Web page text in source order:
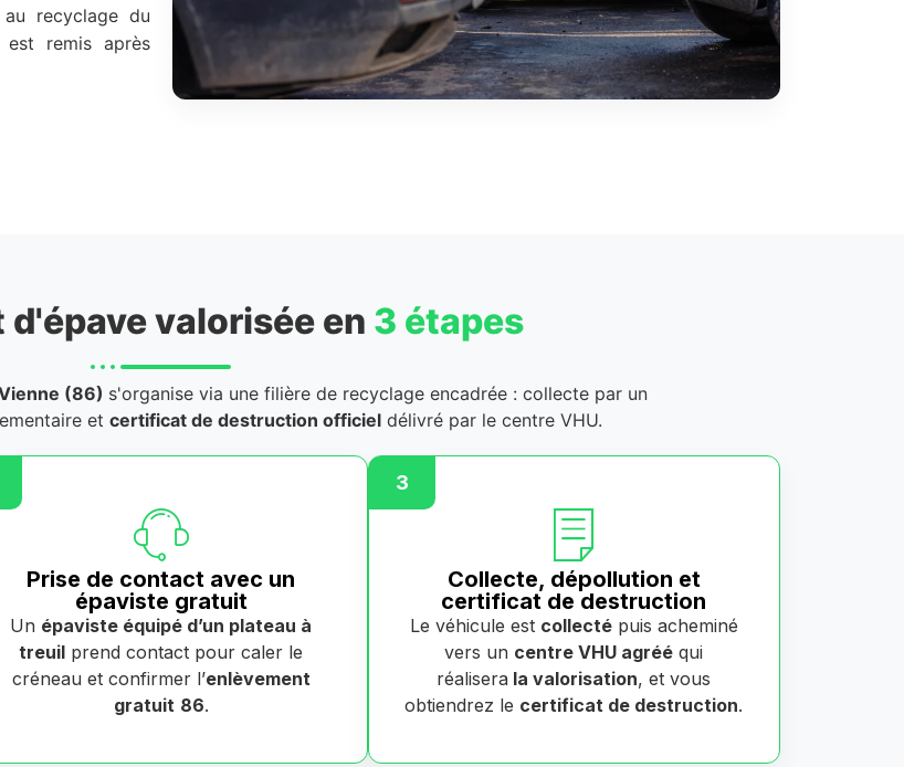
recyclage du
remis après
d'épave valorisée en 3 étapes
(86) s'organise via une filière de recyclage encadrée : collecte par un
et certificat de destruction officieldélivré par le centre VHU.
Prise de contact avec un
épaviste gratuit
Un épaviste équipé d’un plateau à
treuil prend contact pour caler le
créneau et confirmer l’enlèvement
gratuit 86.
3
Collecte, dépollution et
certificat de destruction
Le véhicule est collectépuis acheminé
vers un centre VHU agréé qui
réalisera la valorisation, et vous
obtiendrez le certificat de destruction.